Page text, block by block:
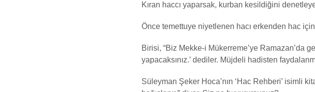
Kıran haccı yaparsak, kurban kesildiğini
Önce temettuye niyetlenen hacı erkenden hac
Birisi, “Biz Mekke-i Mükerreme’ye Ramazan’da
yapacaksınız.’ dediler. Müjdeli hadisten
Süleyman Şeker Hoca’nın ‘Hac Rehberi’ isimli